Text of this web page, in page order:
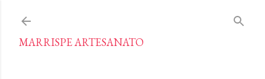
MARRISPE ARTESANATO